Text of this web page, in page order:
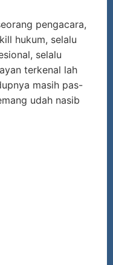
pengacara,
hukum, selalu
selalu
terkenal lah
masih pas-
udah nasib